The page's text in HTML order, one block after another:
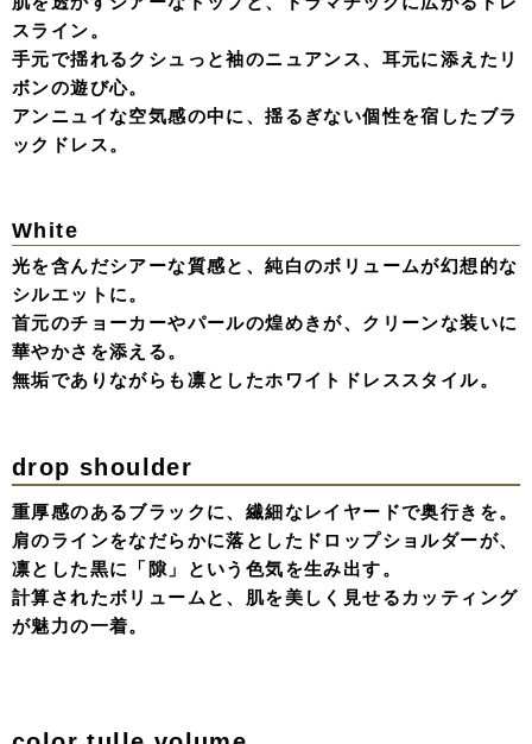
女性らしい強さと気品が共鳴する、イブニングスタイル。
long Pant Dress
マニッシュなワイドパンツにパールのイヤリングを添え
て、女性らしさを静かに際立たせる。
ミニマルな色使いの中に、計算された「形」の美しさが宿
る一着。
重なり合うチュールの深みに、ジャケットを羽織る。
デニム×レースのラフさと、端正なフォルムが計算された
レイヤードスタイル。
甘さを脱ぎ捨て「黒」の奥行きを纏うマニッシュな着こな
し。
肌を透かすシアーなトップと、ドラマチックに広がるドレ